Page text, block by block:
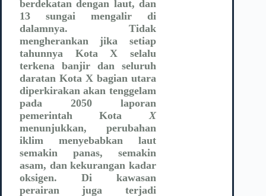
berdekatan dengan laut, dan
13 sungai mengalir di
dalamnya. Tidak
mengherankan jika setiap
tahunnya Kota X selalu
terkena banjir dan seluruh
daratan Kota X bagian utara
diperkirakan akan tenggelam
pada 2050 laporan
pemerintah Kota X
menunjukkan, perubahan
iklim menyebabkan laut
semakin panas, semakin
asam, dan kekurangan kadar
oksigen. Di kawasan
perairan juga terjadi